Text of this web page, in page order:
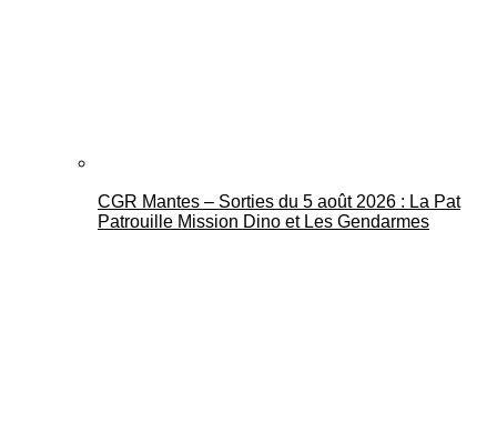
CGR Mantes – Sorties du 5 août 2026 : La Pat
Patrouille Mission Dino et Les Gendarmes